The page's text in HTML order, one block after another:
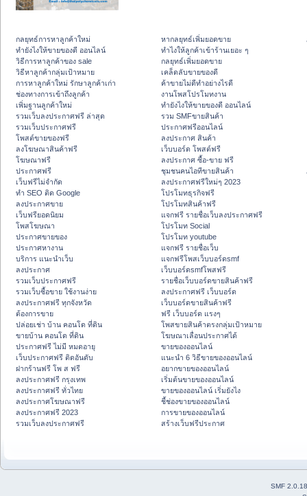
กลยุทธ์การหาลูกค้าใหม่
ทํายังไงให้ขายของดี ออนไลน์
วิธีการหาลูกค้าของ sale
วิธีหาลูกค้ากลุ่มเป้าหมาย
การหาลูกค้าใหม่ รักษาลูกค้าเก่า
ช่องทางการเข้าถึงลูกค้า
เพิ่มฐานลูกค้าใหม่
รวมเว็บลงประกาศฟรี ล่าสุด
รวมเว็บประกาศฟรี
โพสต์ขายของฟรี
ลงโฆษณาสินค้าฟรี
โฆษณาฟรี
ประกาศฟรี
เว็บฟรีไม่จำกัด
ทำ SEO ติด Google
ลงประกาศขาย
เว็บฟรียอดนิยม
โพสโฆษณา
ประกาศขายของ
ประกาศหางาน
บริการ แนะนำเว็บ
ลงประกาศ
รวมเว็บประกาศฟรี
รวมเว็บซื้อขาย ใช้งานง่าย
ลงประกาศฟรี ทุกจังหวัด
ต้องการขาย
ปล่อยเช่า บ้าน คอนโด ที่ดิน
ขายบ้าน คอนโด ที่ดิน
ประกาศฟรี ไม่มี หมดอายุ
เว็บประกาศฟรี ติดอันดับ
ฝากร้านฟรี โพ ส ฟรี
ลงประกาศฟรี กรุงเทพ
ลงประกาศฟรี ทั่วไทย
ลงประกาศโฆษณาฟรี
ลงประกาศฟรี 2023
รวมเว็บลงประกาศฟรี
หากลยุทธ์เพิ่มยอดขาย
ทําไงให้ลูกค้าเข้าร้านเยอะ ๆ
กลยุทธ์เพิ่มยอดขาย
เคล็ดลับขายของดี
ค้าขายไม่ดีทำอย่างไรดี
งานโพสโปรโมทงาน
ทํายังไงให้ขายของดี ออนไลน์
รวม SMFขายสินค้า
ประกาศฟรีออนไลน์
ลงประกาศ สินค้า
เว็บบอร์ด โพสต์ฟรี
ลงประกาศ ซื้อ-ขาย ฟรี
ชุมชนคนไอทีขายสินค้า
ลงประกาศฟรีใหม่ๆ 2023
โปรโมทธุรกิจฟรี
โปรโมทสินค้าฟรี
แจกฟรี รายชื่อเว็บลงประกาศฟรี
โปรโมท Social
โปรโมท youtube
แจกฟรี รายชื่อเว็บ
แจกฟรีโพสเว็บบอร์ดsmf
เว็บบอร์ดsmfโพสฟรี
รายชื่อเว็บบอร์ดขายสินค้าฟรี
ลงประกาศฟรี เว็บบอร์ด
เว็บบอร์ดขายสินค้าฟรี
ฟรี เว็บบอร์ด แรงๆ
โพสขายสินค้าตรงกลุ่มเป้าหมาย
โฆษณาเลื่อนประกาศได้
ขายของออนไลน์
แนะนำ 6 วิธีขายของออนไลน์
อยากขายของออนไลน์
เริ่มต้นขายของออนไลน์
ขายของออนไลน์ เริ่มยังไง
ชี้ช่องขายของออนไลน์
การขายของออนไลน์
สร้างเว็บฟรีประกาศ
SMF 2.0.18